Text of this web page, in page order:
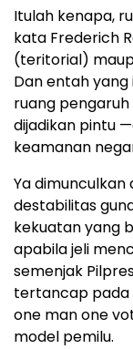
Itulah kenapa,
kata Frederich
(teritorial)
Dan entah yang
ruang pengaruh
dijadikan pintu
keamanan
Ya
destabilitas
kekuatan yang
apabila jeli
semenjak
tertancap pada
one man one
model pemilu.